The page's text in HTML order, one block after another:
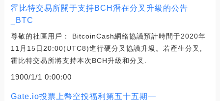
霍比特交易所關于支持BCH潛在分叉升級的公告
_BTC
尊敬的社區用戶： BitcoinCash網絡協議預計時間于2020年
11月15日20:00(UTC8)進行硬分叉協議升級。若產生分叉,
霍比特交易所將支持本次BCH升級和分叉.
1900/1/1 0:00:00
Gate.io投票上幣空投福利第五十五期—